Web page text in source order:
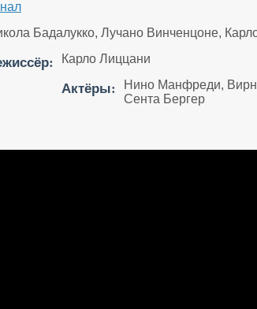
Бадалукко, Лучано Винченцоне,
Карло Лиццани
Актёры:
Нино Манфреди,
Сента Бергер